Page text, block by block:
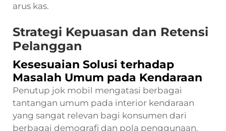
arus kas.
Strategi Kepuasan dan Retensi
Pelanggan
Kesesuaian Solusi terhadap
Masalah Umum pada Kendaraan
Penutup jok mobil mengatasi berbagai
tantangan umum pada interior kendaraan
yang sangat relevan bagi konsumen dari
berbagai demografi dan pola penggunaan.